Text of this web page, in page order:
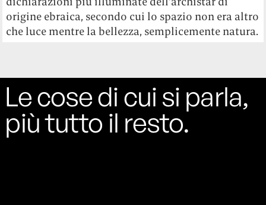
origine ebraica, secondo cui lo spazio non era altro
che luce mentre la bellezza, semplicemente natura.
Le cose di cui si parla,
più tutto il resto.